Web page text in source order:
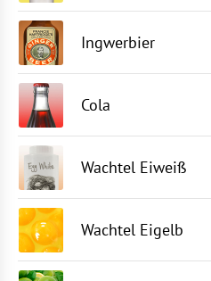
Ingwerbier
Cola
Wachtel Eiweiß
Wachtel Eigelb